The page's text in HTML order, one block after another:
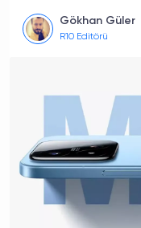
Gökhan Güler
R10 Editörü